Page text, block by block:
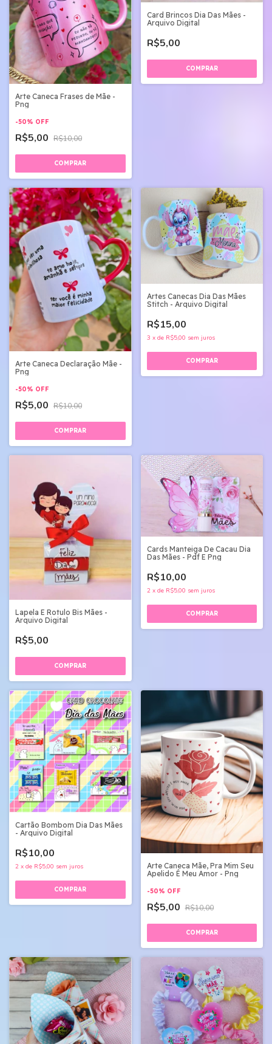
Arte Caneca Frases de Mãe -
Png
-50% OFF
R$5,00 R$10,00
Card Brincos Dia Das Mães -
Arquivo Digital
R$5,00
Arte Caneca Declaração Mãe -
Png
-50% OFF
R$5,00 R$10,00
Artes Canecas Dia Das Mães
Stitch - Arquivo Digital
R$15,00
3 x de R$5,00 sem juros
Lapela E Rotulo Bis Mães -
Arquivo Digital
R$5,00
Cards Manteiga De Cacau Dia
Das Mães - Pdf E Png
R$10,00
2 x de R$5,00 sem juros
Cartão Bombom Dia Das Mães
- Arquivo Digital
R$10,00
2 x de R$5,00 sem juros
Arte Caneca Mãe, Pra Mim Seu
Apelido É Meu Amor - Png
-50% OFF
R$5,00 R$10,00